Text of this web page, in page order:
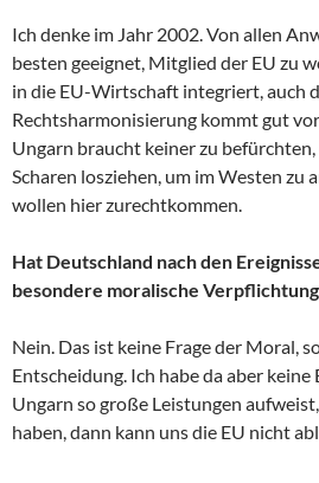
Ich denke im Jahr 2002. Von allen
besten geeignet, Mitglied der EU zu
in die EU-Wirtschaft integriert, auch
Rechtsharmonisierung kommt gut
Ungarn braucht keiner zu
Scharen losziehen, um im Westen zu
wollen hier zurechtkommen.
Hat Deutschland nach den
besondere moralische
Nein. Das ist keine Frage der Moral,
Entscheidung. Ich habe da aber
Ungarn so große Leistungen
haben, dann kann uns die EU nicht